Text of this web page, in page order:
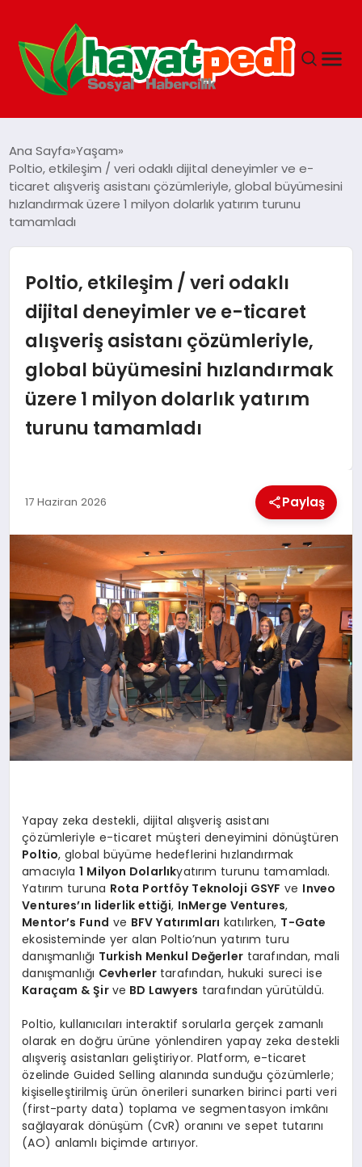
YAŞAM
SAĞLIK
SPOR & FITNESS
BESLENME
EĞITIM
Ana Sayfa Yaşam
Poltio, etkileşim / veri odaklı dijital deneyimler ve e-
ticaret alışveriş asistanı çözümleriyle, global büyümesini
hızlandırmak üzere 1 milyon dolarlık yatırım turunu
tamamladı
Poltio, etkileşim / veri odaklı
dijital deneyimler ve e-ticaret
alışveriş asistanı çözümleriyle,
global büyümesini hızlandırmak
üzere 1 milyon dolarlık yatırım
turunu tamamladı
17 Haziran 2026 Paylaş
Yapay zeka destekli, dijital alışveriş asistanı
çözümleriyle e-ticaret müşteri deneyimini dönüştüren
Poltio, global büyüme hedeflerini hızlandırmak
amacıyla1 Milyon Dolarlıkyatırım turunu tamamladı.
Yatırım turuna Rota Portföy Teknoloji GSYF ve Inveo
Ventures’ın liderlik ettiği, InMerge Ventures,
Mentor’s Fund ve BFV Yatırımları katılırken, T-Gate
ekosisteminde yer alan Poltio’nun yatırım turu
danışmanlığı Turkish Menkul Değerlertarafından, mali
danışmanlığı Cevherler tarafından, hukuki sureci ise
Karaçam & Şir ve BD Lawyers tarafından yürütüldü.
Poltio, kullanıcıları interaktif sorularla gerçek zamanlı
olarak en doğru ürüne yönlendiren yapay zeka destekli
alışveriş asistanları geliştiriyor. Platform, e-ticaret
özelinde Guided Selling alanında sunduğu çözümlerle;
kişiselleştirilmiş ürün önerileri sunarken birinci parti veri
(first-party data) toplama ve segmentasyon imkânı
sağlayarak dönüşüm (CvR) oranını ve sepet tutarını
(AO) anlamlı biçimde artırıyor.